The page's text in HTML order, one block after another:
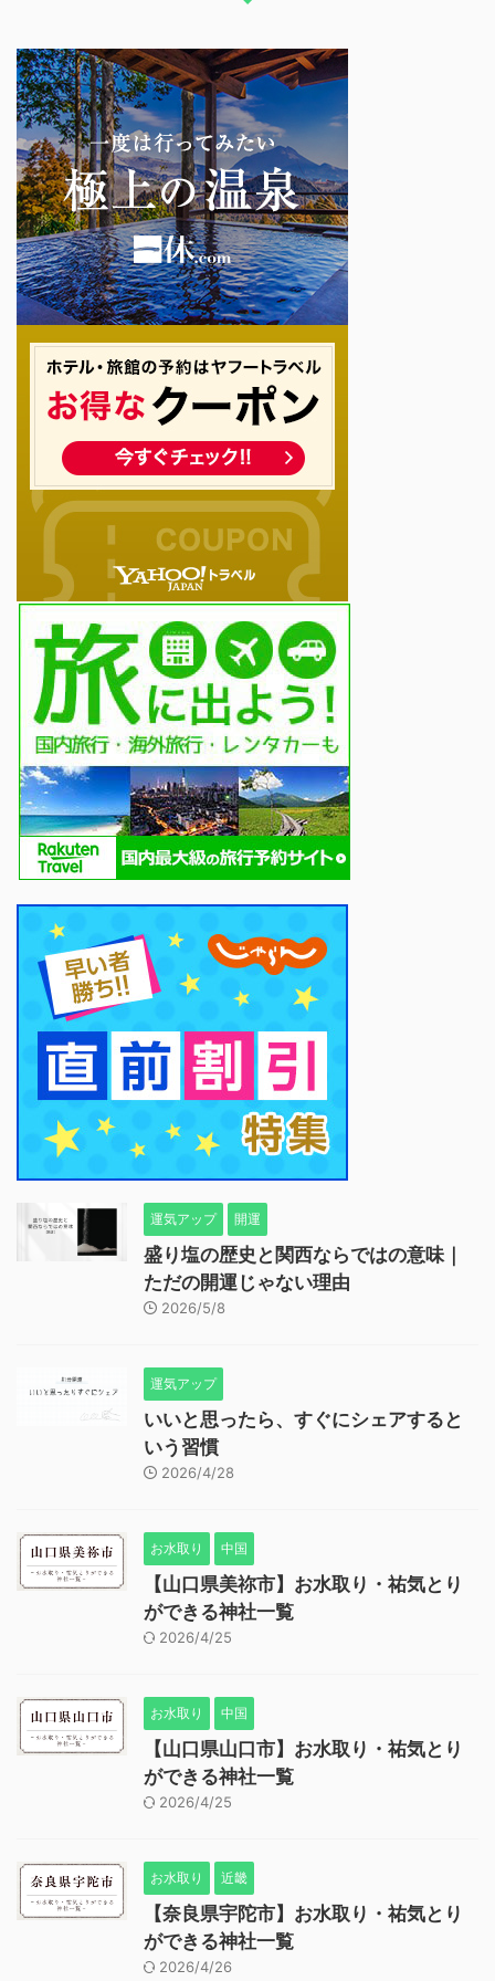
運気アップ 開運
盛り塩の歴史と関西ならではの意味｜
ただの開運じゃない理由
2026/5/8
運気アップ
いいと思ったら、すぐにシェアすると
いう習慣
2026/4/28
お水取り 中国
【山口県美祢市】お水取り・祐気とり
ができる神社一覧
2026/4/25
お水取り 中国
【山口県山口市】お水取り・祐気とり
ができる神社一覧
2026/4/25
お水取り 近畿
【奈良県宇陀市】お水取り・祐気とり
ができる神社一覧
2026/4/26